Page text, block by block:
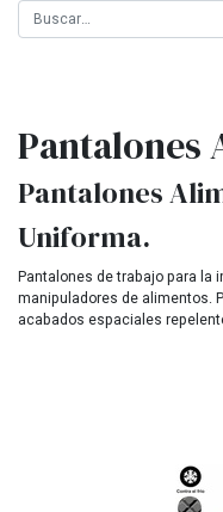
Pantalones
Pantalones
Uniforma.
Pantalones de trabajo para la
manipuladores de alimentos.
acabados espaciales